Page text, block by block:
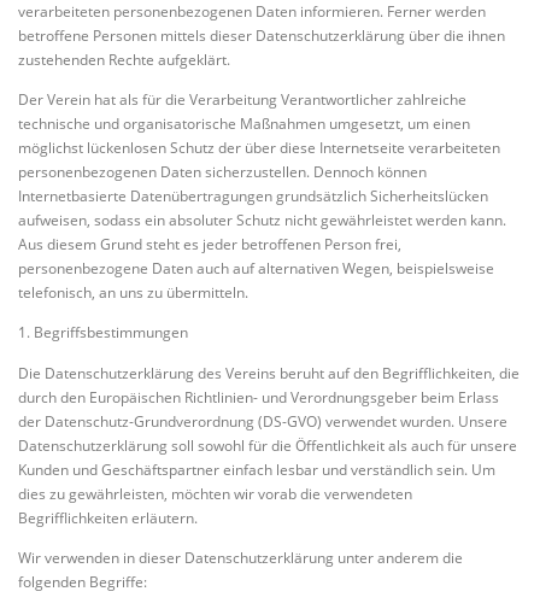
verarbeiteten personenbezogenen Daten informieren. Ferner werden
betroffene Personen mittels dieser Datenschutzerklärung über die ihnen
zustehenden Rechte aufgeklärt.
Der Verein hat als für die Verarbeitung Verantwortlicher zahlreiche
technische und organisatorische Maßnahmen umgesetzt, um einen
möglichst lückenlosen Schutz der über diese Internetseite verarbeiteten
personenbezogenen Daten sicherzustellen. Dennoch können
Internetbasierte Datenübertragungen grundsätzlich Sicherheitslücken
aufweisen, sodass ein absoluter Schutz nicht gewährleistet werden kann.
Aus diesem Grund steht es jeder betroffenen Person frei,
personenbezogene Daten auch auf alternativen Wegen, beispielsweise
telefonisch, an uns zu übermitteln.
1. Begriffsbestimmungen
Die Datenschutzerklärung des Vereins beruht auf den Begrifflichkeiten, die
durch den Europäischen Richtlinien- und Verordnungsgeber beim Erlass
der Datenschutz-Grundverordnung (DS-GVO) verwendet wurden. Unsere
Datenschutzerklärung soll sowohl für die Öffentlichkeit als auch für unsere
Kunden und Geschäftspartner einfach lesbar und verständlich sein. Um
dies zu gewährleisten, möchten wir vorab die verwendeten
Begrifflichkeiten erläutern.
Wir verwenden in dieser Datenschutzerklärung unter anderem die
folgenden Begriffe: